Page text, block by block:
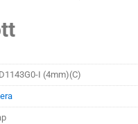
I (4mm)(C)